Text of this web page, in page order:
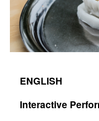
ENGLISH
Interactive